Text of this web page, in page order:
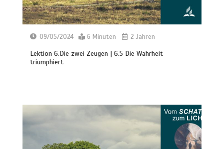
09/05/2024 6 Minuten 2 Jahren
Lektion 6.Die zwei Zeugen | 6.5 Die Wahrheit
triumphiert